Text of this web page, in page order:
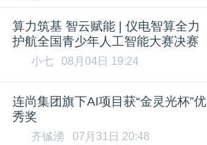
算力筑基 智云赋能 | 仪电智算全力
护航全国青少年人工智能大赛决赛
小七 08月04日 19:24
连尚集团旗下AI项目获“金灵光杯”优
秀奖
齐铖湧 07月31日 20:48